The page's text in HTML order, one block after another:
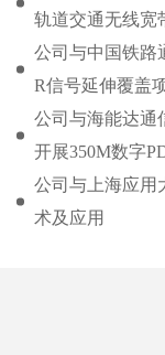
轨道交通无线宽
公司与中国铁路
R信号延伸覆盖
公司与海能达通
开展350M数字
公司与上海应用
术及应用